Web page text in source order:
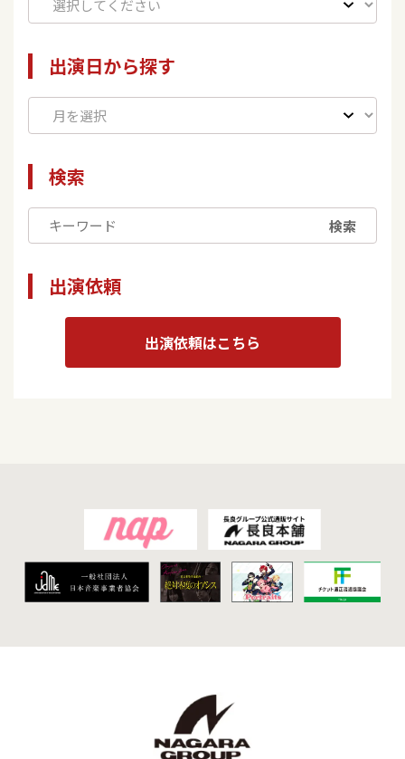
出演日から探す
検索
検索
出演依頼
出演依頼はこちら